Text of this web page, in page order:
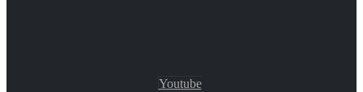
Youtube